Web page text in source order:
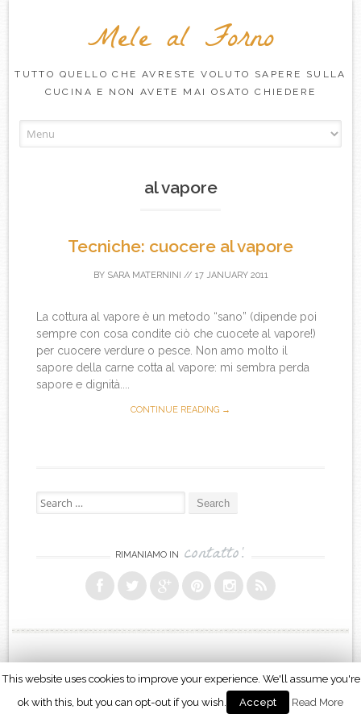
Mele al Forno
TUTTO QUELLO CHE AVRESTE VOLUTO SAPERE SULLA
CUCINA E NON AVETE MAI OSATO CHIEDERE
al vapore
Tecniche: cuocere al vapore
BY SARA MATERNINI // 17 JANUARY 2011
La cottura al vapore è un metodo “sano” (dipende poi
sempre con cosa condite ciò che cuocete al vapore!)
per cuocere verdure o pesce. Non amo molto il
sapore della carne cotta al vapore: mi sembra perda
sapore e dignità....
CONTINUE READING →
Search for:
RIMANIAMO IN contatto!
Proudly powered by WordPress |Theme: Sugar & Spice by WebTuts.
This website uses cookies to improve your experience. We'll assume you're
ok with this, but you can opt-out if you wish.
Accept Read More